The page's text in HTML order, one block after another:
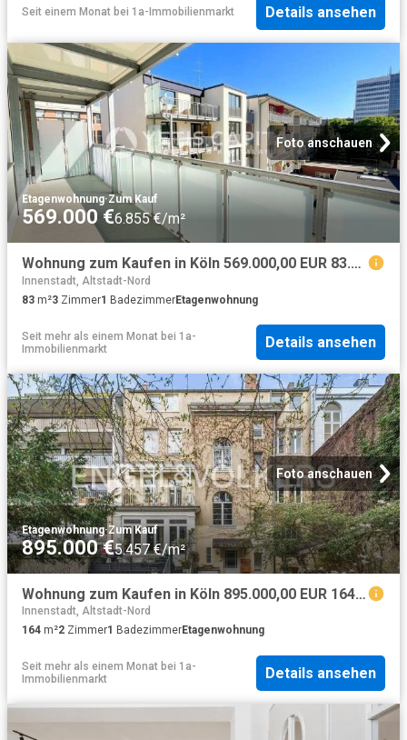
Seit einem Monat bei 1a-Immobilienmarkt Details ansehen
Foto anschauen
Etagenwohnung·Zum Kauf
569.000 €6.855 €/m²
Wohnung zum Kaufen in Köln 569.000,00 EUR 83.04 m²
Innenstadt, Altstadt-Nord
83 m²3 Zimmer1 BadezimmerEtagenwohnung
Seit mehr als einem Monat bei 1a-
Immobilienmarkt
Details ansehen
Foto anschauen
Etagenwohnung·Zum Kauf
895.000 €5.457 €/m²
Wohnung zum Kaufen in Köln 895.000,00 EUR 164 m²
Innenstadt, Altstadt-Nord
164 m²2 Zimmer1 BadezimmerEtagenwohnung
Seit mehr als einem Monat bei 1a-
Immobilienmarkt
Details ansehen